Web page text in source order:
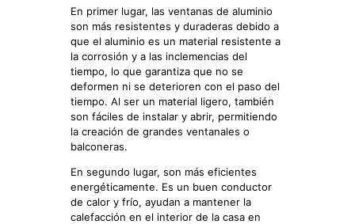
En primer lugar, las ventanas de aluminio
son más resistentes y duraderas debido a
que el aluminio es un material resistente a
la corrosión y a las inclemencias del
tiempo, lo que garantiza que no se
deformen ni se deterioren con el paso del
tiempo. Al ser un material ligero, también
son fáciles de instalar y abrir, permitiendo
la creación de grandes ventanales o
balconeras.
En segundo lugar, son más eficientes
energéticamente. Es un buen conductor
de calor y frío, ayudan a mantener la
calefacción en el interior de la casa en